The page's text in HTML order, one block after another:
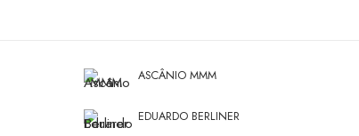
ASCÂNIO MMM
EDUARDO BERLINER